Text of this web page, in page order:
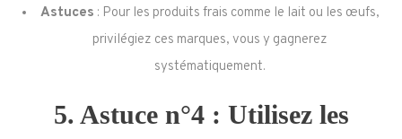
Astuces : Pour les produits frais comme le lait ou les œufs,
privilégiez ces marques, vous y gagnerez
systématiquement.
5. Astuce n°4 : Utilisez les